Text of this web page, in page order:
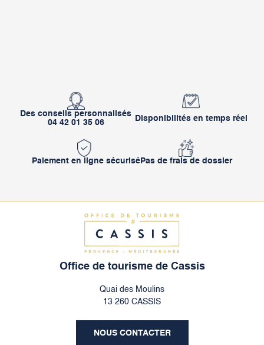
Des conseils personnalisés
04 42 01 35 06
Disponibilités en temps réel
Paiement en ligne sécurisé Pas de frais de dossier
Office de tourisme de Cassis
Quai des Moulins
13 260 CASSIS
NOUS CONTACTER